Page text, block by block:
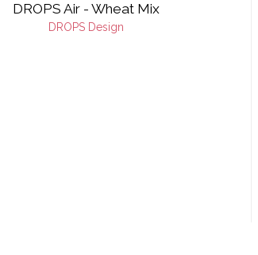
DROPS Air - Wheat Mix
DROPS Design